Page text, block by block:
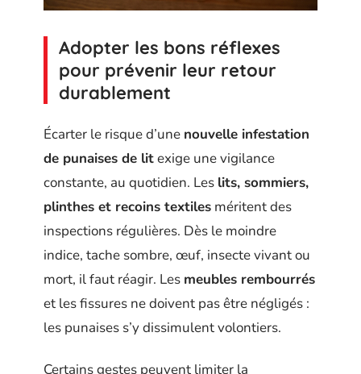
Adopter les bons réflexes
pour prévenir leur retour
durablement
Écarter le risque d’une nouvelle infestation
de punaises de litexige une vigilance
constante, au quotidien. Les lits, sommiers,
plinthes et recoins textiles méritent des
inspections régulières. Dès le moindre
indice, tache sombre, œuf, insecte vivant ou
mort, il faut réagir. Les meubles rembourrés
et les fissures ne doivent pas être négligés :
les punaises s’y dissimulent volontiers.
Certains gestes peuvent limiter la